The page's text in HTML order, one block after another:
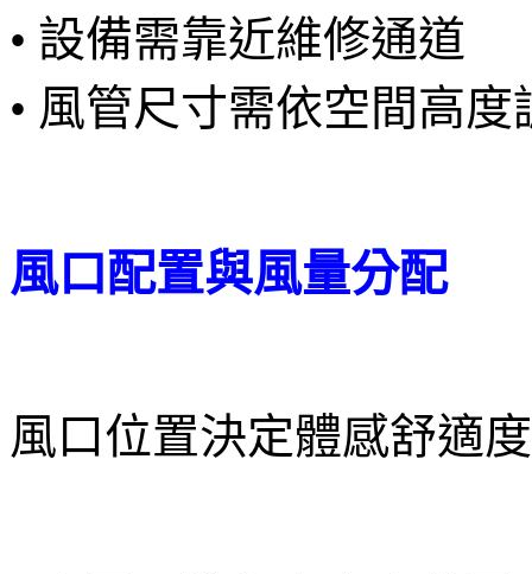
• 設備需靠近維修通道
• 風管尺寸需依空間高度
風口配置與風量分配
風口位置決定體感舒適